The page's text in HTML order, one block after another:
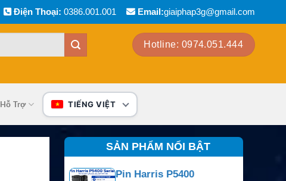
Điện Thoại: 0386.001.001 Email:giaiphap3g@gmail.com
Hotline: 0974.051.444
Hỗ Trợ TIẾNG VIỆT
SẢN PHẨM NỔI BẬT
Pin Harris P5400